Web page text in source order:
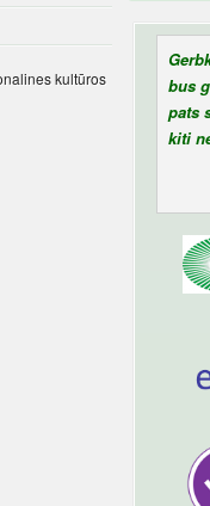
kultūros
bus
pats
kiti